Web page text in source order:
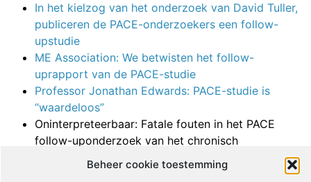
Beheer cookie toestemming
In het kielzog van het onderzoek van David Tuller,
publiceren de PACE-onderzoekers een follow-
upstudie
ME Association: We betwisten het follow-
uprapport van de PACE-studie
Professor Jonathan Edwards: PACE-studie is
“waardeloos”
Oninterpreteerbaar: Fatale fouten in het PACE
follow-uponderzoek van het chronisch
vermoeidheidssyndroom
Waarom de wetenschappelijke wereld het nodig